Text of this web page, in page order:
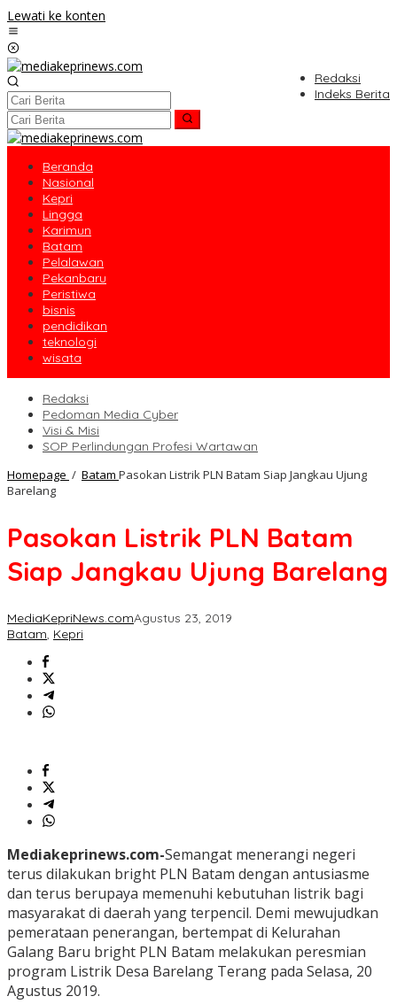
Lewati ke konten
Redaksi
Indeks Berita
Beranda
Nasional
Kepri
Lingga
Karimun
Batam
Pelalawan
Pekanbaru
Peristiwa
bisnis
pendidikan
teknologi
wisata
Redaksi
Pedoman Media Cyber
Visi & Misi
SOP Perlindungan Profesi Wartawan
Homepage / Batam Pasokan Listrik PLN Batam Siap Jangkau Ujung
Barelang
Pasokan Listrik PLN Batam
Siap Jangkau Ujung Barelang
MediaKepriNews.comAgustus 23, 2019
Batam, Kepri
Mediakeprinews.com-Semangat menerangi negeri
terus dilakukan bright PLN Batam dengan antusiasme
dan terus berupaya memenuhi kebutuhan listrik bagi
masyarakat di daerah yang terpencil. Demi mewujudkan
pemerataan penerangan, bertempat di Kelurahan
Galang Baru bright PLN Batam melakukan peresmian
program Listrik Desa Barelang Terang pada Selasa, 20
Agustus 2019.